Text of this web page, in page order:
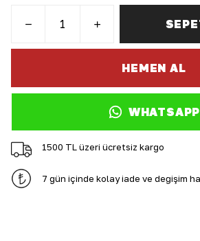
HEMEN AL
WHATSAPP
1500 TL üzeri ücretsiz kargo
7 gün içinde kolay iade ve değişim